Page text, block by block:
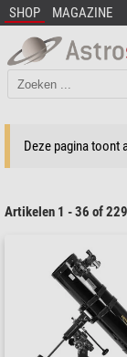
SHOP MAGAZINE
Deze pagina toont
Artikelen 1 - 36 of 229